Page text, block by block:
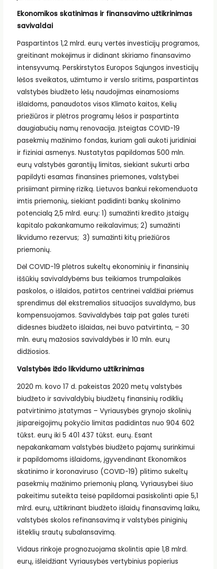
Ekonomikos skatinimas ir finansavimo užtikrinimas
savivaldai
Paspartintos 1,2 mlrd. eurų vertės investicijų programos,
greitinant mokėjimus ir didinant skiriamo finansavimo
intensyvumą. Perskirstytos Europos Sąjungos investicijų
lėšos sveikatos, užimtumo ir verslo sritims, paspartintas
valstybės biudžeto lėšų naudojimas einamosioms
išlaidoms, panaudotos visos Klimato kaitos, Kelių
priežiūros ir plėtros programų lėšos ir paspartinta
daugiabučių namų renovacija. Įsteigtas COVID-19
pasekmių mažinimo fondas, kuriam gali aukoti juridiniai
ir fiziniai asmenys. Nustatytas papildomas 500 mln.
eurų valstybės garantijų limitas, siekiant sukurti arba
papildyti esamas finansines priemones, valstybei
prisiimant pirminę riziką. Lietuvos bankui rekomenduota
imtis priemonių, siekiant padidinti bankų skolinimo
potencialą 2,5 mlrd. eurų: 1) sumažinti kredito įstaigų
kapitalo pakankamumo reikalavimus; 2) sumažinti
likvidumo rezervus; 3) sumažinti kitų priežiūros
priemonių.
Dėl COVID-19 plėtros sukeltų ekonominių ir finansinių
iššūkių savivaldybėms bus teikiamos trumpalaikės
paskolos, o išlaidos, patirtos centrinei valdžiai priėmus
sprendimus dėl ekstremalios situacijos suvaldymo, bus
kompensuojamos. Savivaldybės taip pat galės turėti
didesnes biudžeto išlaidas, nei buvo patvirtinta, – 30
mln. eurų mažosios savivaldybės ir 10 mln. eurų
didžiosios.
Valstybės iždo likvidumo užtikrinimas
2020 m. kovo 17 d. pakeistas 2020 metų valstybės
biudžeto ir savivaldybių biudžetų finansinių rodiklių
patvirtinimo įstatymas – Vyriausybės grynojo skolinių
įsipareigojimų pokyčio limitas padidintas nuo 904 602
tūkst. eurų iki 5 401 437 tūkst. eurų. Esant
nepakankamam valstybės biudžeto pajamų surinkimui
ir papildomoms išlaidoms, įgyvendinant Ekonomikos
skatinimo ir koronaviruso (COVID-19) plitimo sukeltų
pasekmių mažinimo priemonių planą, Vyriausybei šiuo
pakeitimu suteikta teisė papildomai pasiskolinti apie 5,1
mlrd. eurų, užtikrinant biudžeto išlaidų finansavimą laiku,
valstybės skolos refinansavimą ir valstybės piniginių
išteklių srautų subalansavimą.
Vidaus rinkoje prognozuojama skolintis apie 1,8 mlrd.
eurų, išleidžiant Vyriausybės vertybinius popierius